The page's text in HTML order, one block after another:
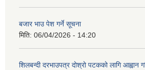
बजार भाउ पेश गर्ने सूचना
मिति: 06/04/2026 - 14:20
शिलबन्दी दरभाउपत्र दोश्रो पटकको लागि आह्वान